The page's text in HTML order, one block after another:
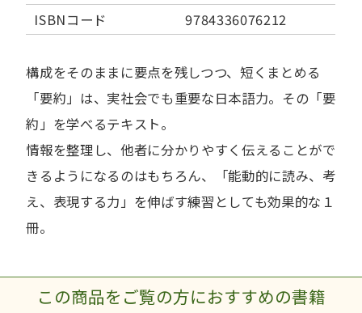
ISBNコード
9784336076212
構成をそのままに要点を残しつつ、短くまとめる
「要約」は、実社会でも重要な日本語力。その「要
約」を学べるテキスト。
情報を整理し、他者に分かりやすく伝えることがで
きるようになるのはもちろん、「能動的に読み、考
え、表現する力」を伸ばす練習としても効果的な１
冊。
この商品をご覧の方におすすめの書籍